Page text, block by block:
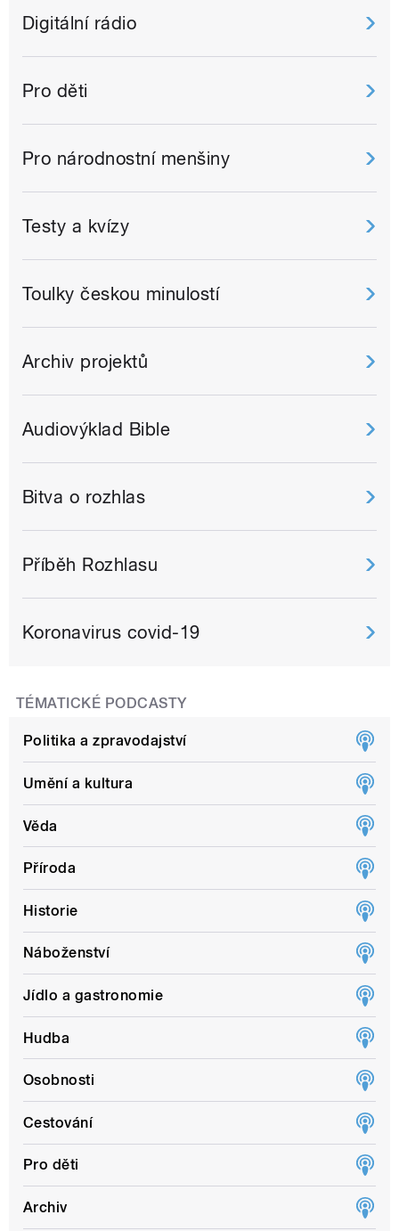
Digitální rádio
Pro děti
Pro národnostní menšiny
Testy a kvízy
Toulky českou minulostí
Archiv projektů
Audiovýklad Bible
Bitva o rozhlas
Příběh Rozhlasu
Koronavirus covid-19
TÉMATICKÉ PODCASTY
Politika a zpravodajství
Umění a kultura
Věda
Příroda
Historie
Náboženství
Jídlo a gastronomie
Hudba
Osobnosti
Cestování
Pro děti
Archiv